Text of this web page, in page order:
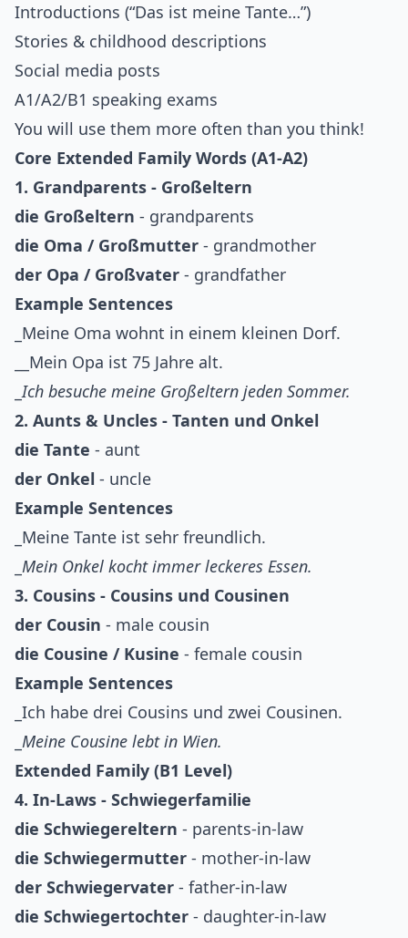
Introductions (“Das ist meine Tante…”)
Stories & childhood descriptions
Social media posts
A1/A2/B1 speaking exams
You will use them more often than you think!
Core Extended Family Words (A1-A2)
1. Grandparents - Großeltern
die Großeltern - grandparents
die Oma / Großmutter - grandmother
der Opa / Großvater - grandfather
Example Sentences
_Meine Oma wohnt in einem kleinen Dorf.
__Mein Opa ist 75 Jahre alt.
_Ich besuche meine Großeltern jeden Sommer.
2. Aunts & Uncles - Tanten und Onkel
die Tante - aunt
der Onkel - uncle
Example Sentences
_Meine Tante ist sehr freundlich.
Mein Onkel kocht immer leckeres Essen.
3. Cousins - Cousins und Cousinen
der Cousin - male cousin
die Cousine / Kusine - female cousin
Example Sentences
_Ich habe drei Cousins und zwei Cousinen.
Meine Cousine lebt in Wien.
Extended Family (B1 Level)
4. In-Laws - Schwiegerfamilie
die Schwiegereltern - parents-in-law
die Schwiegermutter - mother-in-law
der Schwiegervater - father-in-law
die Schwiegertochter - daughter-in-law